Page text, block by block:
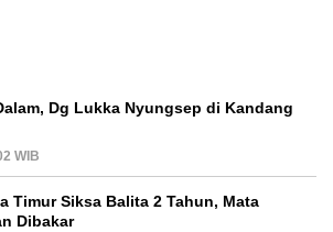
Dg Lukka Nyungsep di Kandang
WIB
Timur Siksa Balita 2 Tahun, Mata
Dibakar